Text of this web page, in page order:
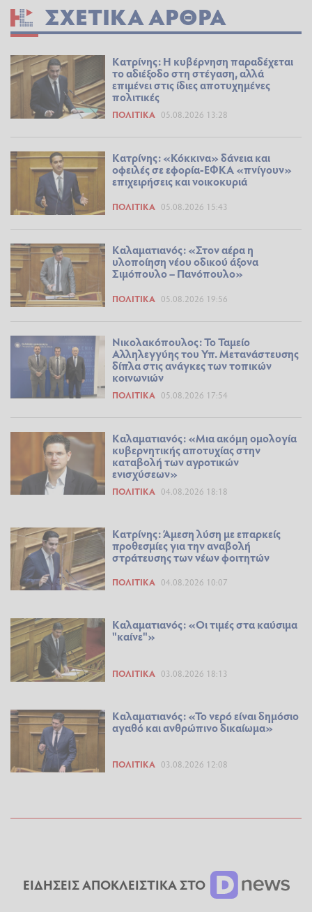
ΣΧΕΤΙΚΆ ΆΡΘΡΑ
Κατρίνης: Η κυβέρνηση παραδέχεται
το αδιέξοδο στη στέγαση, αλλά
επιμένει στις ίδιες αποτυχημένες
πολιτικές
ΠΟΛΙΤΙΚΆ 05.08.2026 13:28
Κατρίνης: «Κόκκινα» δάνεια και
οφειλές σε εφορία-ΕΦΚΑ «πνίγουν»
επιχειρήσεις και νοικοκυριά
ΠΟΛΙΤΙΚΆ 05.08.2026 15:43
Καλαματιανός: «Στον αέρα η
υλοποίηση νέου οδικού άξονα
Σιμόπουλο – Πανόπουλο»
ΠΟΛΙΤΙΚΆ 05.08.2026 19:56
Νικολακόπουλος: Το Ταμείο
Αλληλεγγύης του Υπ. Μετανάστευσης
δίπλα στις ανάγκες των τοπικών
κοινωνιών
ΠΟΛΙΤΙΚΆ 05.08.2026 17:54
Καλαματιανός: «Μια ακόμη ομολογία
κυβερνητικής αποτυχίας στην
καταβολή των αγροτικών
ενισχύσεων»
ΠΟΛΙΤΙΚΆ 04.08.2026 18:18
Κατρίνης: Άμεση λύση με επαρκείς
προθεσμίες για την αναβολή
στράτευσης των νέων φοιτητών
ΠΟΛΙΤΙΚΆ 04.08.2026 10:07
Καλαματιανός: «Οι τιμές στα καύσιμα
"καίνε"»
ΠΟΛΙΤΙΚΆ 03.08.2026 18:13
Καλαματιανός: «Το νερό είναι δημόσιο
αγαθό και ανθρώπινο δικαίωμα»
ΠΟΛΙΤΙΚΆ 03.08.2026 12:08
ΕΙΔΗΣΕΙΣ ΑΠΟΚΛΕΙΣΤΙΚΑ ΣΤΟ